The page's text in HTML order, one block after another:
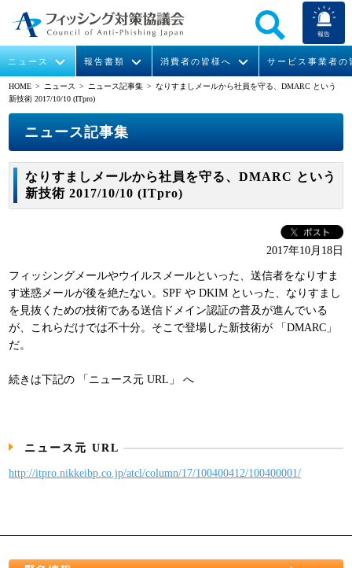
報告
ニュース
イベント
報告書類
月次報告書
消費者の皆様へ
フィッシングの報告
サービス事業者の
STOP. THINK. CONNECT.
運営委員紹介
メンバー
入会案内
HOME > ニュース > ニュース記事集 > なりすましメールから社員を守る、DMARC という
新技術 2017/10/10 (ITpro)
ニュース記事集
なりすましメールから社員を守る、DMARC という
新技術 2017/10/10 (ITpro)
2017年10月18日
フィッシングメールやウイルスメールといった、送信者をなりすま
す迷惑メールが後を絶たない。SPF や DKIM といった、なりすまし
を見抜くための技術である送信ドメイン認証の普及が進んでいる
が、これらだけでは不十分。そこで登場した新技術が 「DMARC」
だ。
続きは下記の 「ニュース元 URL」 へ
ニュース元 URL
http://itpro.nikkeibp.co.jp/atcl/column/17/100400412/100400001/